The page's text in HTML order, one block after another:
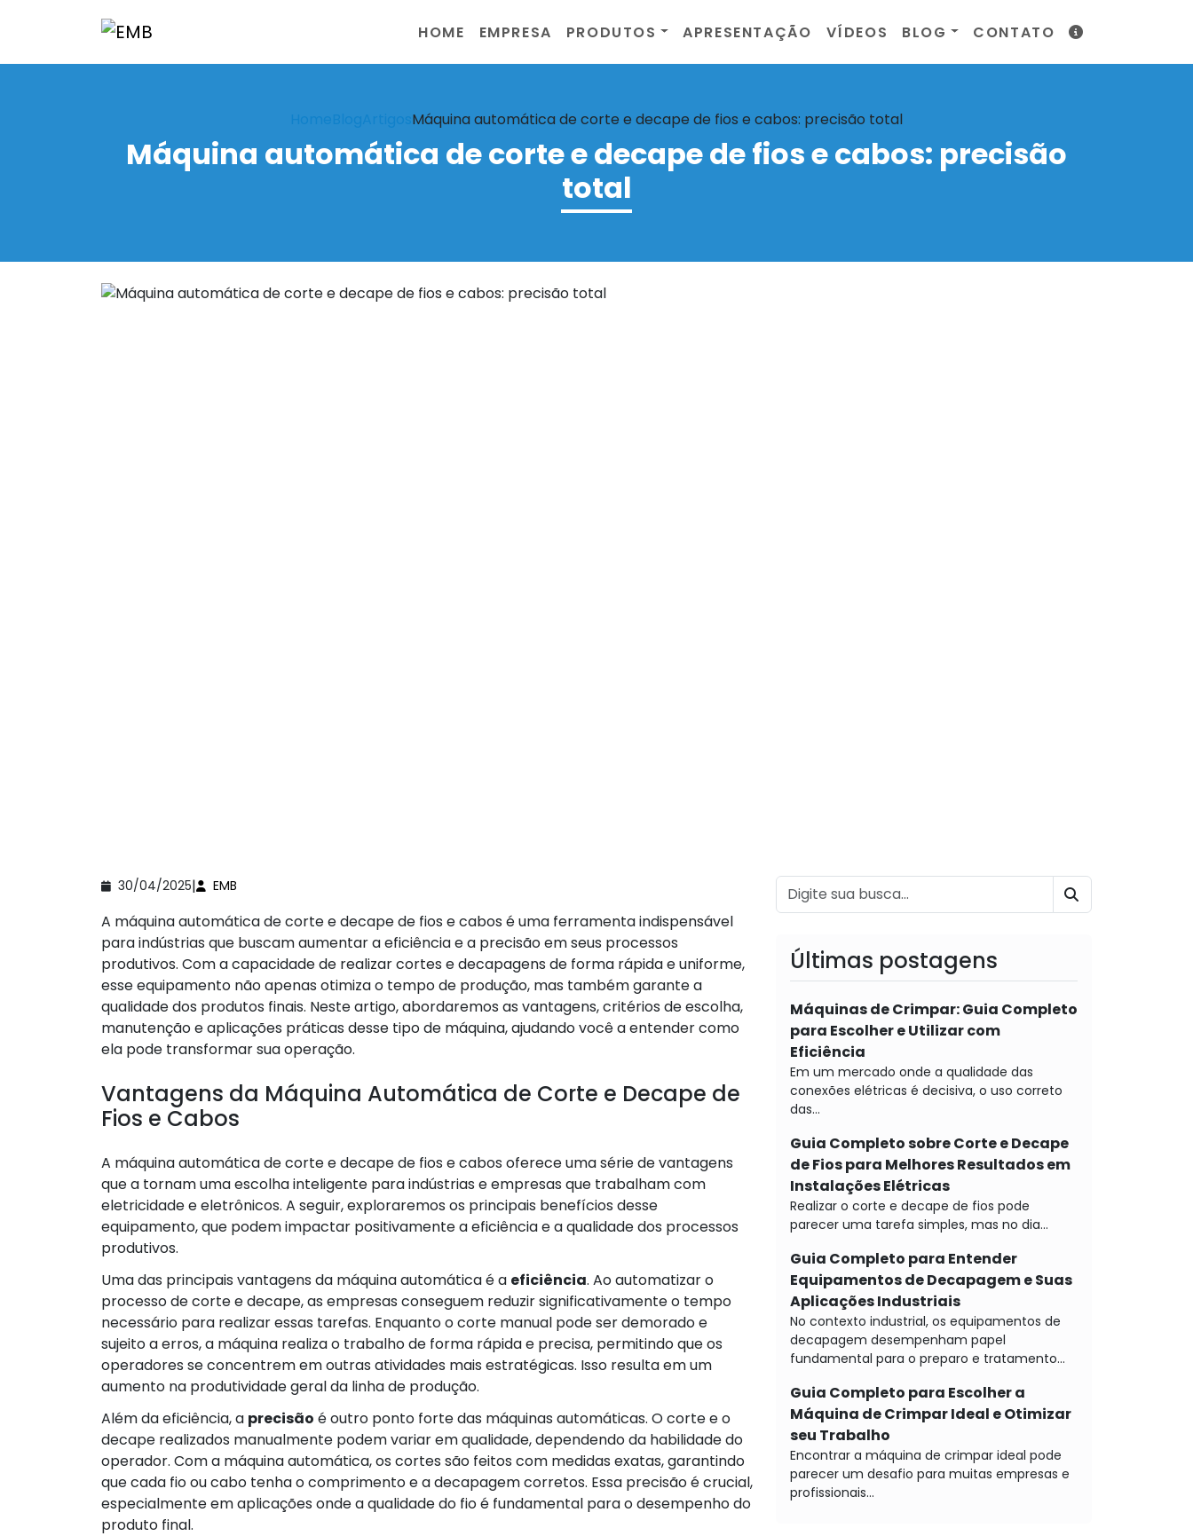
HOME EMPRESA PRODUTOS APRESENTAÇÃO VÍDEOS BLOG CONTATO
Home Blog Artigos Máquina automática de corte e decape de fios e cabos: precisão total
Máquina automática de corte e decape de fios e cabos: precisão
total
30/04/2025| EMB
A máquina automática de corte e decape de fios e cabos é uma ferramenta indispensável
para indústrias que buscam aumentar a eficiência e a precisão em seus processos
produtivos. Com a capacidade de realizar cortes e decapagens de forma rápida e uniforme,
esse equipamento não apenas otimiza o tempo de produção, mas também garante a
qualidade dos produtos finais. Neste artigo, abordaremos as vantagens, critérios de escolha,
manutenção e aplicações práticas desse tipo de máquina, ajudando você a entender como
ela pode transformar sua operação.
Vantagens da Máquina Automática de Corte e Decape de
Fios e Cabos
A máquina automática de corte e decape de fios e cabos oferece uma série de vantagens
que a tornam uma escolha inteligente para indústrias e empresas que trabalham com
eletricidade e eletrônicos. A seguir, exploraremos os principais benefícios desse
equipamento, que podem impactar positivamente a eficiência e a qualidade dos processos
produtivos.
Uma das principais vantagens da máquina automática é a eficiência. Ao automatizar o
processo de corte e decape, as empresas conseguem reduzir significativamente o tempo
necessário para realizar essas tarefas. Enquanto o corte manual pode ser demorado e
sujeito a erros, a máquina realiza o trabalho de forma rápida e precisa, permitindo que os
operadores se concentrem em outras atividades mais estratégicas. Isso resulta em um
aumento na produtividade geral da linha de produção.
Além da eficiência, a precisão é outro ponto forte das máquinas automáticas. O corte e o
decape realizados manualmente podem variar em qualidade, dependendo da habilidade do
operador. Com a máquina automática, os cortes são feitos com medidas exatas, garantindo
que cada fio ou cabo tenha o comprimento e a decapagem corretos. Essa precisão é crucial,
especialmente em aplicações onde a qualidade do fio é fundamental para o desempenho do
produto final.
BUSCAR
Últimas postagens
Máquinas de Crimpar: Guia Completo
para Escolher e Utilizar com
Eficiência
Em um mercado onde a qualidade das
conexões elétricas é decisiva, o uso correto
das...
Guia Completo sobre Corte e Decape
de Fios para Melhores Resultados em
Instalações Elétricas
Realizar o corte e decape de fios pode
parecer uma tarefa simples, mas no dia...
Guia Completo para Entender
Equipamentos de Decapagem e Suas
Aplicações Industriais
No contexto industrial, os equipamentos de
decapagem desempenham papel
fundamental para o preparo e tratamento...
Guia Completo para Escolher a
Máquina de Crimpar Ideal e Otimizar
seu Trabalho
Encontrar a máquina de crimpar ideal pode
parecer um desafio para muitas empresas e
profissionais...